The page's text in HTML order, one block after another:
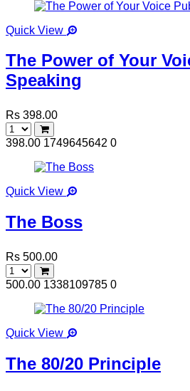
Quick View
The Power of Your
Speaking
Rs 398.00
398.00 1749645642 0
Quick View
The Boss
Rs 500.00
500.00 1338109785 0
Quick View
The 80/20 Principle